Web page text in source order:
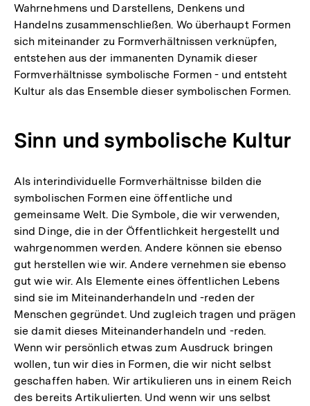
Wahrnehmens und Darstellens, Denkens und
Handelns zusammenschließen. Wo überhaupt Formen
sich miteinander zu Formverhältnissen verknüpfen,
entstehen aus der immanenten Dynamik dieser
Formverhältnisse symbolische Formen - und entsteht
Kultur als das Ensemble dieser symbolischen Formen.
Sinn und symbolische Kultur
Als interindividuelle Formverhältnisse bilden die
symbolischen Formen eine öffentliche und
gemeinsame Welt. Die Symbole, die wir verwenden,
sind Dinge, die in der Öffentlichkeit hergestellt und
wahrgenommen werden. Andere können sie ebenso
gut herstellen wie wir. Andere vernehmen sie ebenso
gut wie wir. Als Elemente eines öffentlichen Lebens
sind sie im Miteinanderhandeln und -reden der
Menschen gegründet. Und zugleich tragen und prägen
sie damit dieses Miteinanderhandeln und -reden.
Wenn wir persönlich etwas zum Ausdruck bringen
wollen, tun wir dies in Formen, die wir nicht selbst
geschaffen haben. Wir artikulieren uns in einem Reich
des bereits Artikulierten. Und wenn wir uns selbst